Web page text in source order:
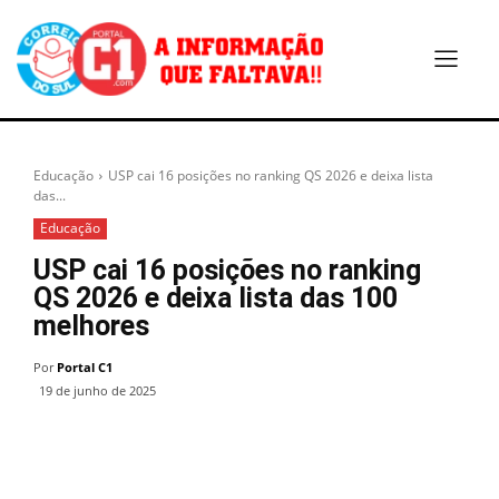
Educação
USP cai 16 posições no ranking QS 2026 e deixa lista
das...
Educação
USP cai 16 posições no ranking
QS 2026 e deixa lista das 100
melhores
Por Portal C1
19 de junho de 2025